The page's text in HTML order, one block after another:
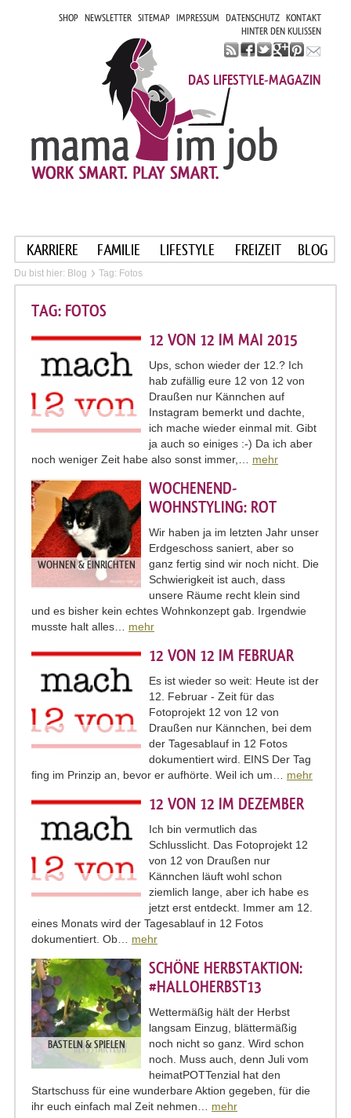
SHOP NEWSLETTER SITEMAP IMPRESSUM DATENSCHUTZ KONTAKT
HINTER DEN KULISSEN
DAS LIFESTYLE-MAGAZIN
KARRIERE FAMILIE LIFESTYLE FREIZEIT BLOG
Du bist hier: Blog Tag: Fotos
TAG: FOTOS
12 VON 12 IM MAI 2015
Ups, schon wieder der 12.? Ich
hab zufällig eure 12 von 12 von
Draußen nur Kännchen auf
Instagram bemerkt und dachte,
ich mache wieder einmal mit. Gibt
ja auch so einiges :-) Da ich aber
noch weniger Zeit habe also sonst immer,… mehr
WOHNEN & EINRICHTEN
WOCHENEND-
WOHNSTYLING: ROT
Wir haben ja im letzten Jahr unser
Erdgeschoss saniert, aber so
ganz fertig sind wir noch nicht. Die
Schwierigkeit ist auch, dass
unsere Räume recht klein sind
und es bisher kein echtes Wohnkonzept gab. Irgendwie
musste halt alles… mehr
12 VON 12 IM FEBRUAR
Es ist wieder so weit: Heute ist der
12. Februar - Zeit für das
Fotoprojekt 12 von 12 von
Draußen nur Kännchen, bei dem
der Tagesablauf in 12 Fotos
dokumentiert wird. EINS Der Tag
fing im Prinzip an, bevor er aufhörte. Weil ich um… mehr
12 VON 12 IM DEZEMBER
Ich bin vermutlich das
Schlusslicht. Das Fotoprojekt 12
von 12 von Draußen nur
Kännchen läuft wohl schon
ziemlich lange, aber ich habe es
jetzt erst entdeckt. Immer am 12.
eines Monats wird der Tagesablauf in 12 Fotos
dokumentiert. Ob… mehr
BASTELN & SPIELEN
SCHÖNE HERBSTAKTION:
#HALLOHERBST13
Wettermäßig hält der Herbst
langsam Einzug, blättermäßig
noch nicht so ganz. Wird schon
noch. Muss auch, denn Juli vom
heimatPOTTenzial hat den
Startschuss für eine wunderbare Aktion gegeben, für die
ihr euch einfach mal Zeit nehmen… mehr